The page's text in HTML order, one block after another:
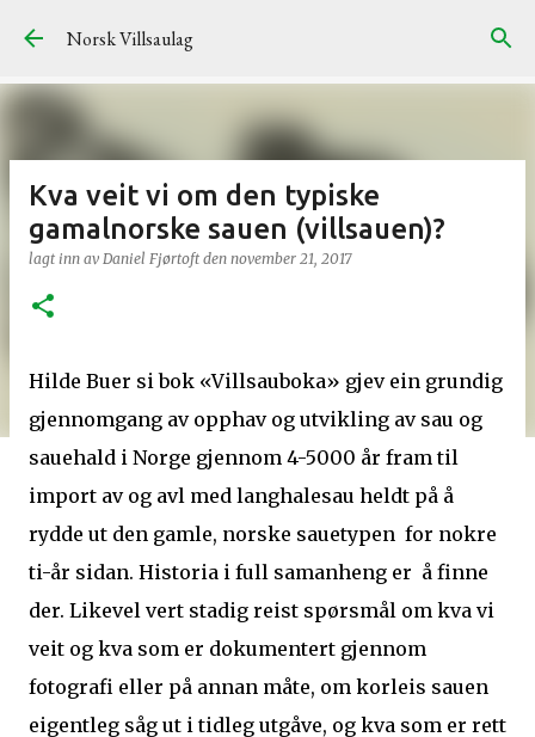
Norsk Villsaulag
Kva veit vi om den typiske
gamalnorske sauen (villsauen)?
lagt inn av Daniel Fjørtoft den november 21, 2017
Hilde Buer si bok «Villsauboka» gjev ein grundig
gjennomgang av opphav og utvikling av sau og
sauehald i Norge gjennom 4-5000 år fram til
import av og avl med langhalesau heldt på å
rydde ut den gamle, norske sauetypen for nokre
ti-år sidan. Historia i full samanheng er å finne
der. Likevel vert stadig reist spørsmål om kva vi
veit og kva som er dokumentert gjennom
fotografi eller på annan måte, om korleis sauen
eigentleg såg ut i tidleg utgåve, og kva som er rett